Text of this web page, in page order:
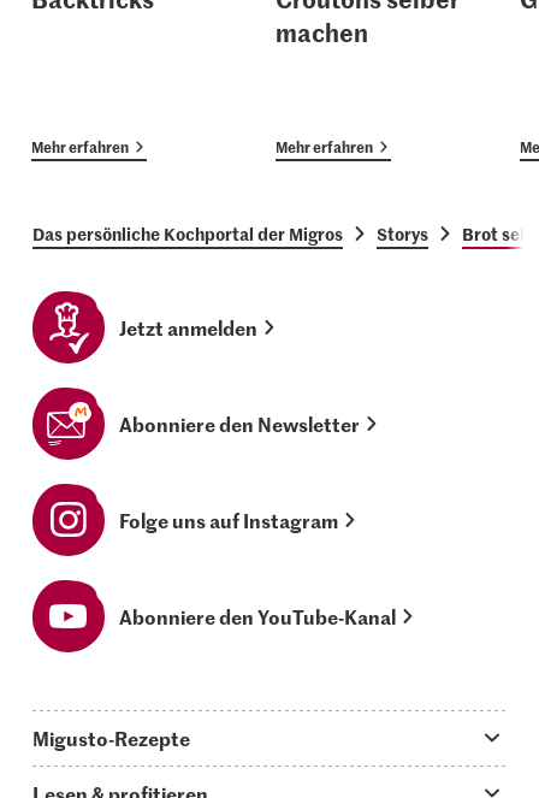
Mehr erfahren
machen
Mehr erfahren
Das persönliche Kochportal der Migros Storys Brot
Jetzt anmelden
Abonniere den Newsletter
Folge uns auf Instagram
Abonniere den YouTube-Kanal
Migusto-Rezepte